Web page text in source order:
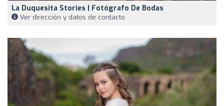
La Duquesita Stories | Fotógrafo De Bodas
Ver dirección y datos de contacto